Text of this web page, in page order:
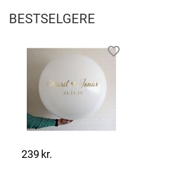
BESTSELGERE
239 kr.